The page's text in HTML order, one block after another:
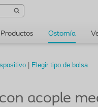
Productos Ostomía
Elegir tipo de bolsa
acople